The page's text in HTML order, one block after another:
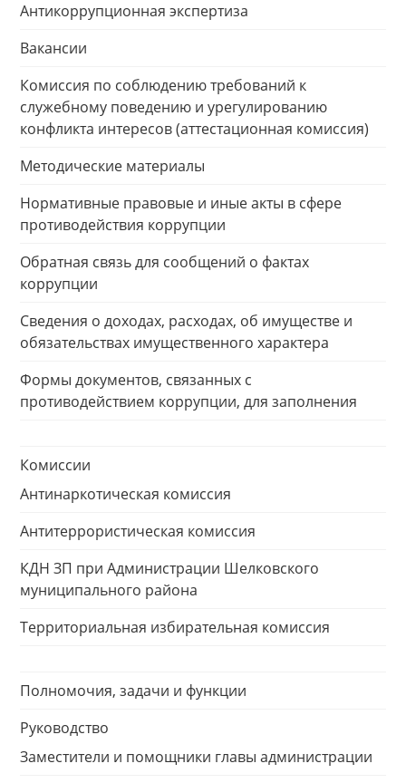
Антикоррупционная экспертиза
Вакансии
Комиссия по соблюдению требований к
служебному поведению и урегулированию
конфликта интересов (аттестационная комиссия)
Методические материалы
Нормативные правовые и иные акты в сфере
противодействия коррупции
Обратная связь для сообщений о фактах
коррупции
Сведения о доходах, расходах, об имуществе и
обязательствах имущественного характера
Формы документов, связанных с
противодействием коррупции, для заполнения
Комиссии
Антинаркотическая комиссия
Антитеррористическая комиссия
КДН ЗП при Администрации Шелковского
муниципального района
Территориальная избирательная комиссия
Полномочия, задачи и функции
Руководство
Заместители и помощники главы администрации